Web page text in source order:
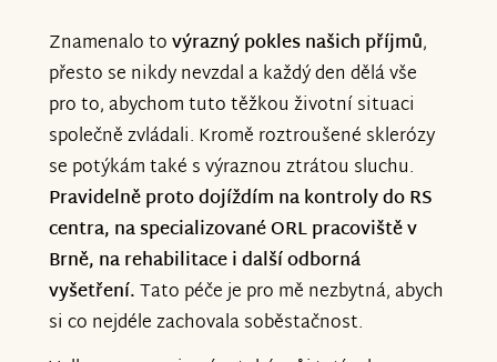
Znamenalo tovýrazný pokles našich příjmů,
přesto se nikdy nevzdal a každý den dělá vše
pro to, abychom tuto těžkou životní situaci
společně zvládali. Kromě roztroušené sklerózy
se potýkám také s výraznou ztrátou sluchu.
Pravidelně proto dojíždím na kontroly do RS
centra, na specializované ORL pracoviště v
Brně, na rehabilitace i další odborná
vyšetření.Tato péče je pro mě nezbytná, abych
si co nejdéle zachovala soběstačnost.